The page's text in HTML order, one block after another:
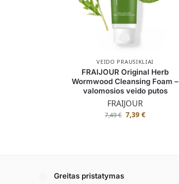
VEIDO PRAUSIKLIAI
FRAIJOUR Original Herb
Wormwood Cleansing Foam –
valomosios veido putos
FRAIJOUR
7,49€ 7,39€
Greitas pristatymas